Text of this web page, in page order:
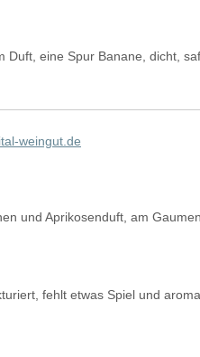
eine Spur Banane, dicht,
weingut.de
und Aprikosenduft, am
fehlt etwas Spiel und